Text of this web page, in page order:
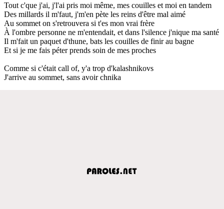
Tout c'que j'ai, j'l'ai pris moi même, mes couilles et moi en tandem
Des millards il m'faut, j'm'en pète les reins d'être mal aimé
Au sommet on s'retrouvera si t'es mon vrai frère
À l'ombre personne ne m'entendait, et dans l'silence j'nique ma santé
Il m'fait un paquet d'thune, bats les couilles de finir au bagne
Et si je me fais péter prends soin de mes proches
Comme si c'était call of, y'a trop d'kalashnikovs
J'arrive au sommet, sans avoir chnika